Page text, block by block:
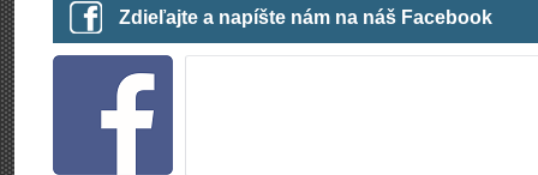
Zdieľajte a napíšte nám na náš Facebook